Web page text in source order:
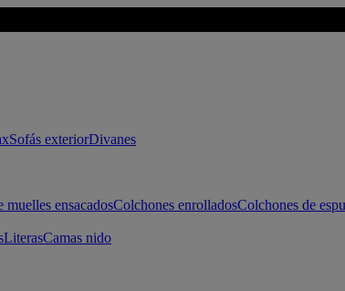
Sofás exteriorDivanes
muelles ensacadosColchones enrolladosColchones de
LiterasCamas nido